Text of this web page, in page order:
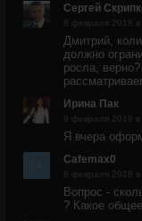
Сергей
8 февраля 2018 в
Дмитрий,
должно
росла,
Ирина Пак
8 февраля 2018 в
Я вчера
Cafemax0
8 февраля 2018
Вопрос -
? Какое